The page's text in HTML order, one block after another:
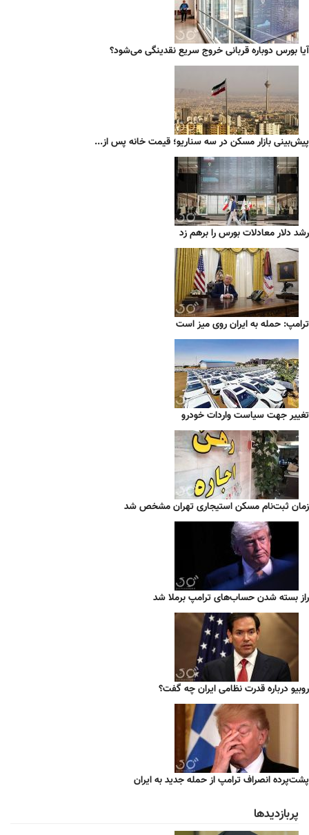
آیا بورس دوباره قربانی خروج سریع نقدینگی می‌شود؟
پیش‌بینی بازار مسکن در سه سناریو؛ قیمت خانه پس از...
رشد دلار معادلات بورس را برهم زد
ترامپ: حمله به ایران روی میز است
تغییر جهت سیاست واردات خودرو
زمان ثبت‌نام مسکن استیجاری تهران مشخص شد
راز بسته شدن حساب‌های ترامپ برملا شد
روبیو درباره قدرت نظامی ایران چه گفت؟
پشت‌پرده انصراف ترامپ از حمله جدید به ایران
پربازدیدها